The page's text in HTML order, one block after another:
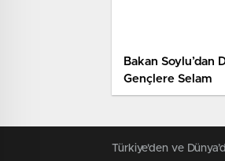
Bakan Soylu’dan
Gençlere Selam
Türkiye'den ve